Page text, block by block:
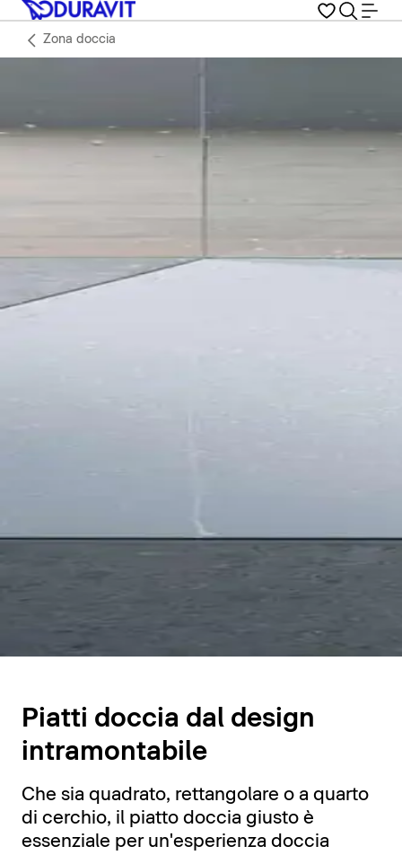
Zona doccia
Piatti doccia dal design
intramontabile
Che sia quadrato, rettangolare o a quarto
di cerchio, il piatto doccia giusto è
essenziale per un'esperienza doccia